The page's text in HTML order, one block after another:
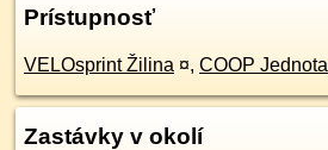
Prístupnosť
VELOsprint Žilina ¤, COOP Jednota
Zastávky v okolí